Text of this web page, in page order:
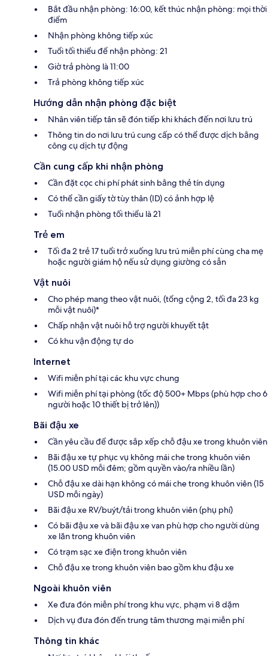
Bắt đầu nhận phòng: 16:00, kết thúc nhận phòng: mọi thời
điểm
Nhận phòng không tiếp xúc
Tuổi tối thiểu để nhận phòng: 21
Giờ trả phòng là 11:00
Trả phòng không tiếp xúc
Hướng dẫn nhận phòng đặc biệt
Nhân viên tiếp tân sẽ đón tiếp khi khách đến nơi lưu trú
Thông tin do nơi lưu trú cung cấp có thể được dịch bằng
công cụ dịch tự động
Cần cung cấp khi nhận phòng
Cần đặt cọc chi phí phát sinh bằng thẻ tín dụng
Có thể cần giấy tờ tùy thân (ID) có ảnh hợp lệ
Tuổi nhận phòng tối thiểu là 21
Trẻ em
Tối đa 2 trẻ 17 tuổi trở xuống lưu trú miễn phí cùng cha mẹ
hoặc người giám hộ nếu sử dụng giường có sẵn
Vật nuôi
Cho phép mang theo vật nuôi, (tổng cộng 2, tối đa 23 kg
mỗi vật nuôi)*
Chấp nhận vật nuôi hỗ trợ người khuyết tật
Có khu vận động tự do
Internet
Wifi miễn phí tại các khu vực chung
Wifi miễn phí tại phòng (tốc độ 500+ Mbps (phù hợp cho 6
người hoặc 10 thiết bị trở lên))
Bãi đậu xe
Cần yêu cầu để được sắp xếp chỗ đậu xe trong khuôn viên
Bãi đậu xe tự phục vụ không mái che trong khuôn viên
(15.00 USD mỗi đêm; gồm quyền vào/ra nhiều lần)
Chỗ đậu xe dài hạn không có mái che trong khuôn viên (15
USD mỗi ngày)
Bãi đậu xe RV/buýt/tải trong khuôn viên (phụ phí)
Có bãi đậu xe và bãi đậu xe van phù hợp cho người dùng
xe lăn trong khuôn viên
Có trạm sạc xe điện trong khuôn viên
Chỗ đậu xe trong khuôn viên bao gồm khu đậu xe
Ngoài khuôn viên
Xe đưa đón miễn phí trong khu vực, phạm vi 8 dặm
Dịch vụ đưa đón đến trung tâm thương mại miễn phí
Thông tin khác